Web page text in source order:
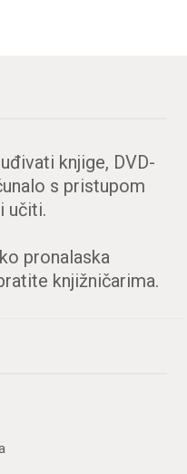
knjige, DVD-
s pristupom
učiti.
pronalaska
knjižničarima.